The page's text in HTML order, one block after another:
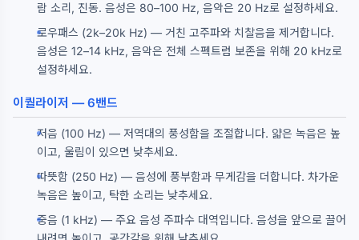
람 소리, 진동. 음성은 80–100 Hz, 음악은 20 Hz로 설정하세요.
로우패스 (2k–20k Hz) — 거친 고주파와 치찰음을 제거합니다.
음성은 12–14 kHz, 음악은 전체 스펙트럼 보존을 위해 20 kHz로
설정하세요.
이퀄라이저 — 6밴드
저음 (100 Hz) — 저역대의 풍성함을 조절합니다. 얇은 녹음은 높
이고, 울림이 있으면 낮추세요.
따뜻함 (250 Hz) — 음성에 풍부함과 무게감을 더합니다. 차가운
녹음은 높이고, 탁한 소리는 낮추세요.
중음 (1 kHz) — 주요 음성 주파수 대역입니다. 음성을 앞으로 끌어